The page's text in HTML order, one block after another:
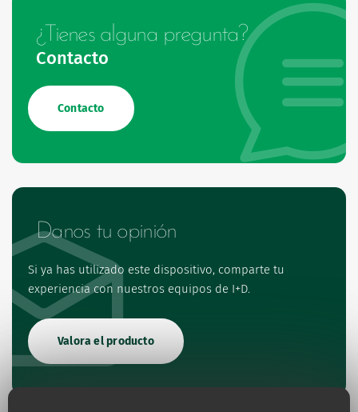
¿Tienes alguna pregunta?
Contacto
Contacto
Danos tu opinión
Si ya has utilizado este dispositivo, comparte tu
experiencia con nuestros equipos de I+D.
Valora el producto